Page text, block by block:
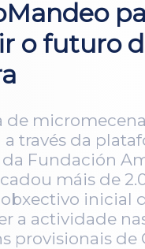
o futuro
de
través da
da Fundación
máis de
inicial
a actividade
provisionais de